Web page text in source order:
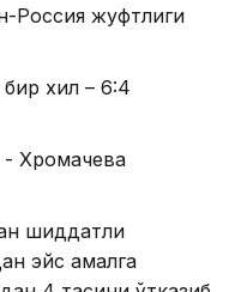
Россия жуфтлиги
хил – 6:4
Хромачева
шиддатли
эйс амалга